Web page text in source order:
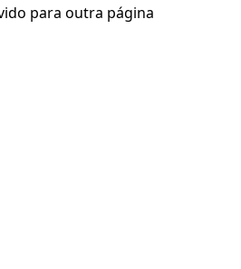
para outra página